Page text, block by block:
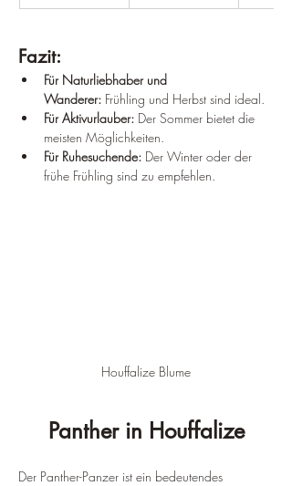
Fazit:
Für Naturliebhaber und
Wanderer: Frühling und Herbst sind ideal.
Für Aktivurlauber: Der Sommer bietet die
meisten Möglichkeiten.
Für Ruhesuchende: Der Winter oder der
frühe Frühling sind zu empfehlen.
Houffalize Blume
Panther in Houffalize
Der Panther-Panzer ist ein bedeutendes